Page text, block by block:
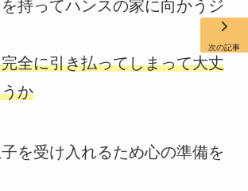
持ってハンスの家に向かうジ
全に引き払ってしまって大丈
か
を受け入れるため心の準備を
次の記事